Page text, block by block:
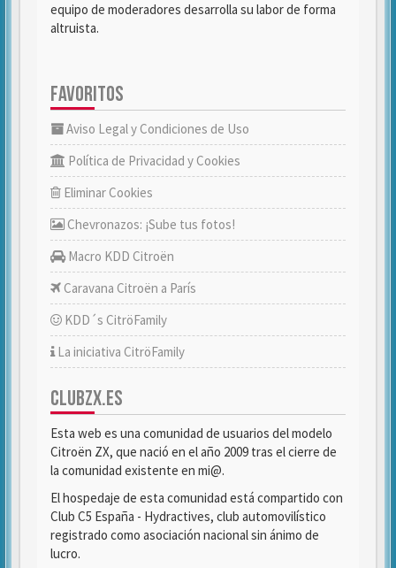
equipo de moderadores desarrolla su labor de forma
altruista.
FAVORITOS
Aviso Legal y Condiciones de Uso
Política de Privacidad y Cookies
Eliminar Cookies
Chevronazos: ¡Sube tus fotos!
Macro KDD Citroën
Caravana Citroën a París
KDD´s CitröFamily
La iniciativa CitröFamily
CLUBZX.ES
Esta web es una comunidad de usuarios del modelo
Citroën ZX, que nació en el año 2009 tras el cierre de
la comunidad existente en mi@.
El hospedaje de esta comunidad está compartido con
Club C5 España - Hydractives, club automovilístico
registrado como asociación nacional sin ánimo de
lucro.